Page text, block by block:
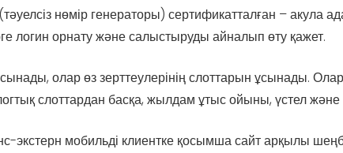
нөмір генераторы) сертификатталған – акула
логин орнату және салыстыруды айналып өту қажет.
олар өз зерттеулерінің слоттарын ұсынады. Олар
слоттардан басқа, жылдам ұтыс ойыны, үстел және
экстерн мобильді клиентке қосымша сайт арқылы